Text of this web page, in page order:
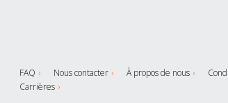
FAQ Nous contacter À propos de nous
Carrières